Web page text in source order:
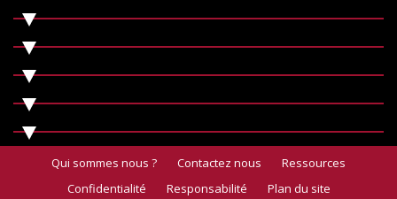
Qui sommes nous ? Contactez nous
Ressources
Confidentialité
Responsabilité Plan du site